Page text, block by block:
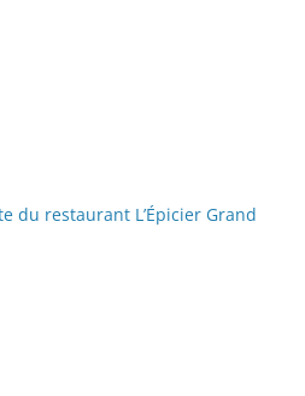
du restaurant L’Épicier Grand